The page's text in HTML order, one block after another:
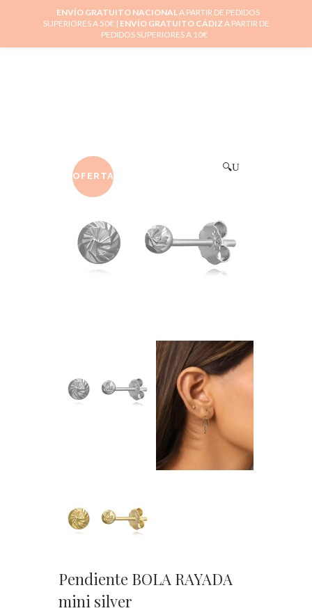
OFERTA
🔍
Pendiente BOLA RAYADA
mini silver
ENVÍO GRATUITO NACIONALA PARTIR DE PEDIDOS
SUPERIORES A 50€ | ENVÍO GRATUITO CÁDIZA PARTIR DE
PEDIDOS SUPERIORES A 10€